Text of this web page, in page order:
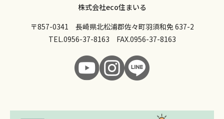
株式会社eco住まいる
〒857-0341 長崎県北松浦郡佐々町羽須和免 637-2
TEL.0956-37-8163 FAX.0956-37-8163